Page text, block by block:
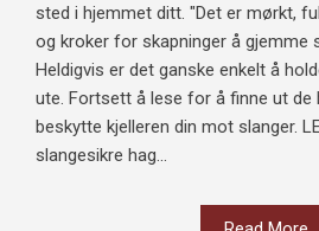
sted i hjemmet ditt. "Det er mørkt,
og kroker for skapninger å gjemme
Heldigvis er det ganske enkelt å
ute. Fortsett å lese for å finne ut de
beskytte kjelleren din mot slanger.
slangesikre hag...